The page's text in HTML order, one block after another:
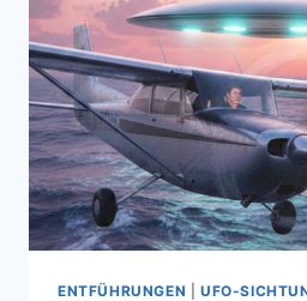
ENTFÜHRUNGEN UFO-